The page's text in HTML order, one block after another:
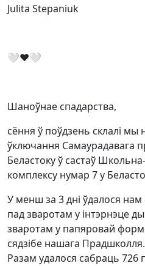
Julita Stepaniuk
🤍❤🤍
Шаноўнае спадарства,
сёння ў поўдзень склалі
ўключання Самаурадавага
Беластоку ў састаў
комплексу нумар 7 у
У менш за 3 дні ўдалося нам
пад зваротам у інтэрнэце
зваротам у папяровай
сядзібе нашага Прадшколля.
Разам удалося сабраць 726